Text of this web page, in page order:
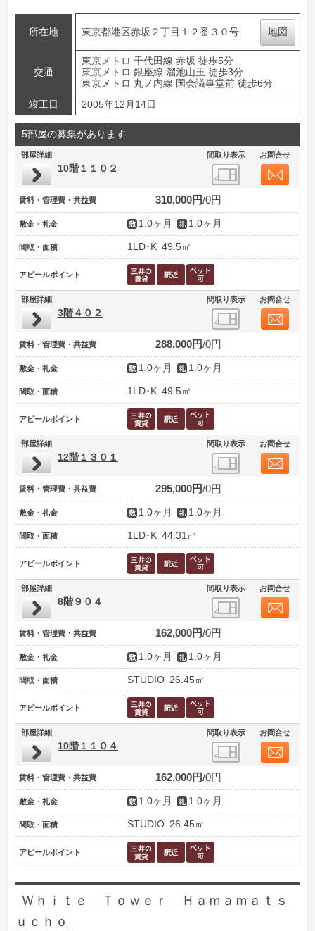
所在地 東京都港区赤坂２丁目１２番３０号 地図
交通
東京メトロ 千代田線 赤坂 徒歩5分
東京メトロ 銀座線 溜池山王 徒歩3分
東京メトロ 丸ノ内線 国会議事堂前 徒歩6分
竣工日
2005年12月14日
5部屋の募集があります
部屋詳細 間取り表示 お問合せ
10階１１０２
賃料・管理費・共益費 310,000円 0円
敷金・礼金 1.0ヶ月 1.0ヶ月
間取・面積 1LD･K 49.5㎡
アピールポイント
部屋詳細 間取り表示 お問合せ
3階４０２
賃料・管理費・共益費 288,000円 0円
敷金・礼金 1.0ヶ月 1.0ヶ月
間取・面積 1LD･K 49.5㎡
アピールポイント
部屋詳細 間取り表示 お問合せ
12階１３０１
賃料・管理費・共益費 295,000円 0円
敷金・礼金 1.0ヶ月 1.0ヶ月
間取・面積 1LD･K 44.31㎡
アピールポイント
部屋詳細 間取り表示 お問合せ
8階９０４
賃料・管理費・共益費 162,000円 0円
敷金・礼金 1.0ヶ月 1.0ヶ月
間取・面積 STUDIO 26.45㎡
アピールポイント
部屋詳細 間取り表示 お問合せ
10階１１０４
賃料・管理費・共益費 162,000円 0円
敷金・礼金 1.0ヶ月 1.0ヶ月
間取・面積 STUDIO 26.45㎡
アピールポイント
Ｗｈｉｔｅ Ｔｏｗｅｒ Ｈａｍａｍａｔｓ
ｕｃｈｏ